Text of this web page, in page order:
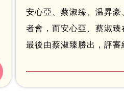
安心亞、蔡淑臻、温昇
者會，而安心亞、蔡淑臻
最後由蔡淑臻勝出，評審
經兩、三輪的投票後，
安心亞，而聽到評審的